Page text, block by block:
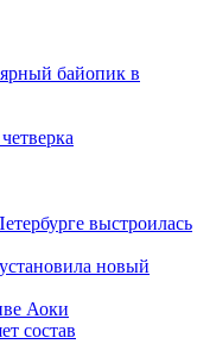
байопик в
выстроилась
новый
Аоки
состав